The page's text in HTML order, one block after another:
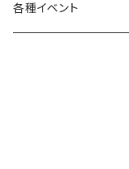
各種イベント